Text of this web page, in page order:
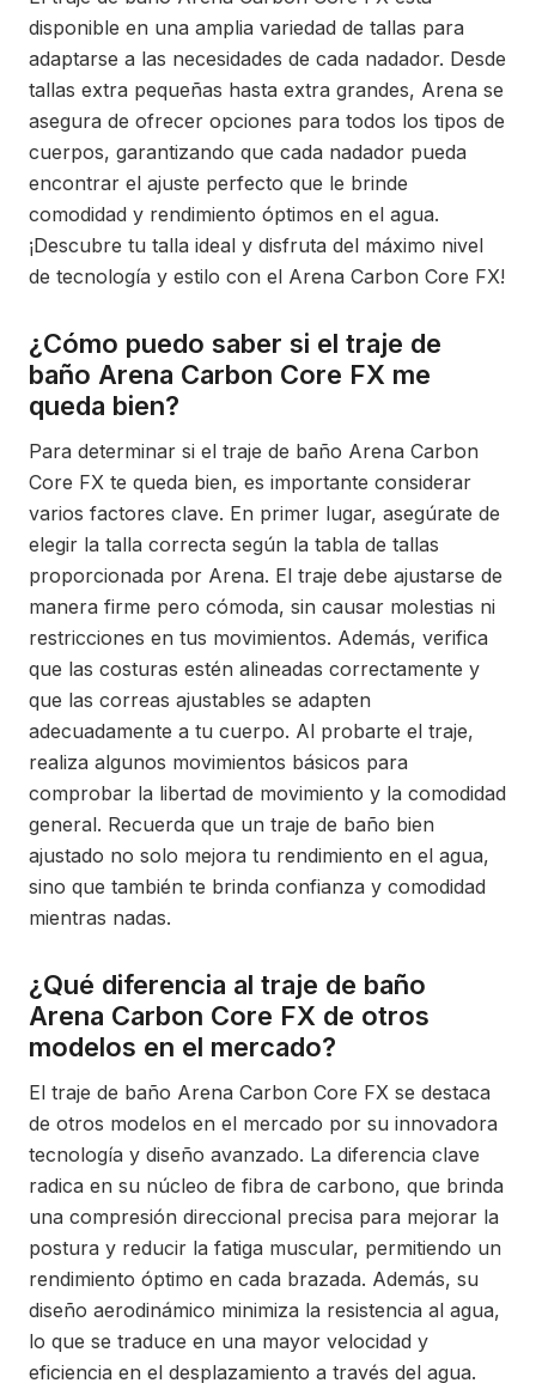
disponible en una amplia variedad de tallas para
adaptarse a las necesidades de cada nadador. Desde
tallas extra pequeñas hasta extra grandes, Arena se
asegura de ofrecer opciones para todos los tipos de
cuerpos, garantizando que cada nadador pueda
encontrar el ajuste perfecto que le brinde
comodidad y rendimiento óptimos en el agua.
¡Descubre tu talla ideal y disfruta del máximo nivel
de tecnología y estilo con el Arena Carbon Core FX!
¿Cómo puedo saber si el traje de
baño Arena Carbon Core FX me
queda bien?
Para determinar si el traje de baño Arena Carbon
Core FX te queda bien, es importante considerar
varios factores clave. En primer lugar, asegúrate de
elegir la talla correcta según la tabla de tallas
proporcionada por Arena. El traje debe ajustarse de
manera firme pero cómoda, sin causar molestias ni
restricciones en tus movimientos. Además, verifica
que las costuras estén alineadas correctamente y
que las correas ajustables se adapten
adecuadamente a tu cuerpo. Al probarte el traje,
realiza algunos movimientos básicos para
comprobar la libertad de movimiento y la comodidad
general. Recuerda que un traje de baño bien
ajustado no solo mejora tu rendimiento en el agua,
sino que también te brinda confianza y comodidad
mientras nadas.
¿Qué diferencia al traje de baño
Arena Carbon Core FX de otros
modelos en el mercado?
El traje de baño Arena Carbon Core FX se destaca
de otros modelos en el mercado por su innovadora
tecnología y diseño avanzado. La diferencia clave
radica en su núcleo de fibra de carbono, que brinda
una compresión direccional precisa para mejorar la
postura y reducir la fatiga muscular, permitiendo un
rendimiento óptimo en cada brazada. Además, su
diseño aerodinámico minimiza la resistencia al agua,
lo que se traduce en una mayor velocidad y
eficiencia en el desplazamiento a través del agua.